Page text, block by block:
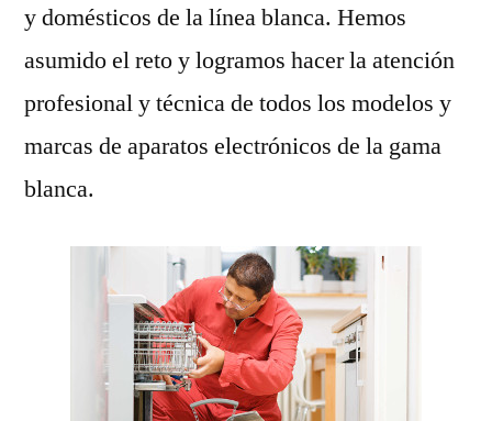
y domésticos de la línea blanca. Hemos
asumido el reto y logramos hacer la atención
profesional y técnica de todos los modelos y
marcas de aparatos electrónicos de la gama
blanca.